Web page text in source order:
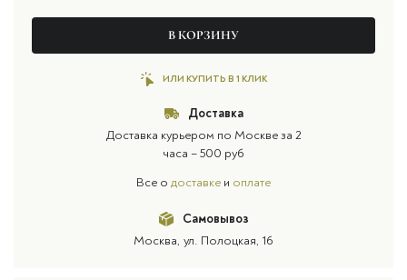
В КОРЗИНУ
ИЛИ КУПИТЬ В 1 КЛИК
Доставка
Доставка курьером по Москве за 2
часа – 500 руб
Все о доставке и оплате
Самовывоз
Москва, ул. Полоцкая, 16